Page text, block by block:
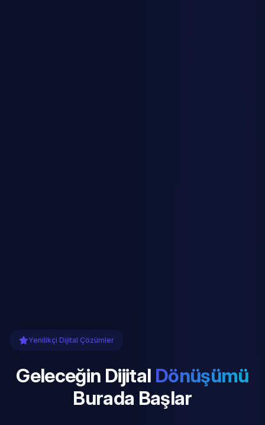
Yenilikçi Dijital Çözümler
Geleceğin Dijital Dönüşümü
Burada Başlar